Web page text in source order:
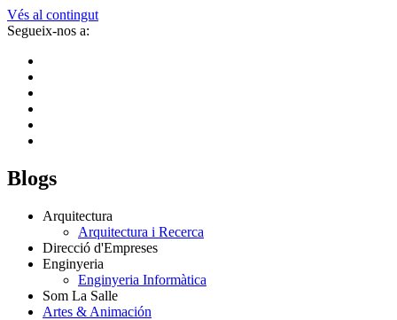
Vés al contingut
Segueix-nos a:
Blogs
Arquitectura
Arquitectura i Recerca
Direcció d'Empreses
Enginyeria
Enginyeria Informàtica
Som La Salle
Artes & Animación